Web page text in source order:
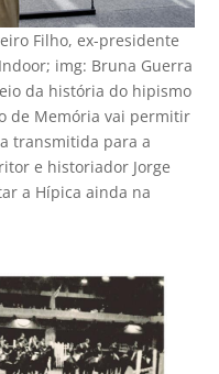
Filho, ex-presidente
img: Bruna Guerra
da história do hipismo
de Memória vai permitir
transmitida para a
e historiador Jorge
a Hípica ainda na